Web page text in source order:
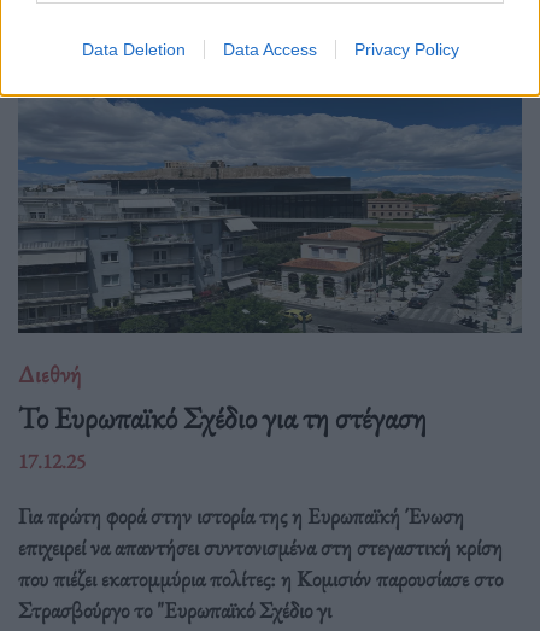
Data Deletion Data Access Privacy Policy
Διεθνή
Το Ευρωπαϊκό Σχέδιο για τη στέγαση
17.12.25
Για πρώτη φορά στην ιστορία της η Ευρωπαϊκή Ένωση
επιχειρεί να απαντήσει συντονισμένα στη στεγαστική κρίση
που πιέζει εκατομμύρια πολίτες: η Κομισιόν παρουσίασε στο
Στρασβούργο το "Ευρωπαϊκό Σχέδιο γι